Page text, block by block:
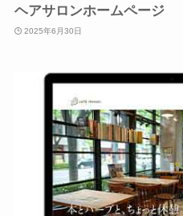
ヘアサロンホームページ
2025年6月30日